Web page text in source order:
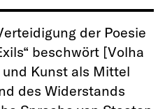
der Poesie
beschwört [Volha
und Kunst als Mittel
des Widerstands